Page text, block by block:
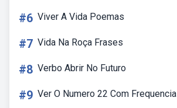
#6 Viver A Vida Poemas
#7 Vida Na Roça Frases
#8 Verbo Abrir No Futuro
#9 Ver O Numero 22 Com Frequencia